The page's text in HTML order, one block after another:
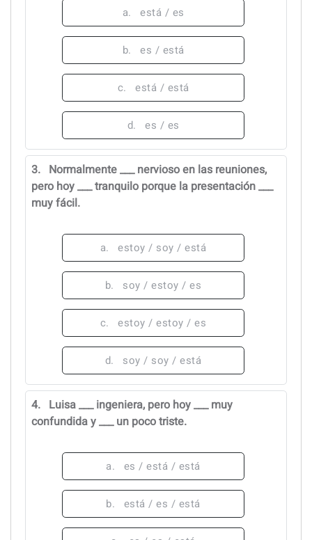
a. está / es
b. es / está
c. está / está
d. es / es
3. Normalmente ___ nervioso en las reuniones,
pero hoy ___ tranquilo porque la presentación ___
muy fácil.
a. estoy / soy / está
b. soy / estoy / es
c. estoy / estoy / es
d. soy / soy / está
4. Luisa ___ ingeniera, pero hoy ___ muy
confundida y ___ un poco triste.
a. es / está / está
b. está / es / está